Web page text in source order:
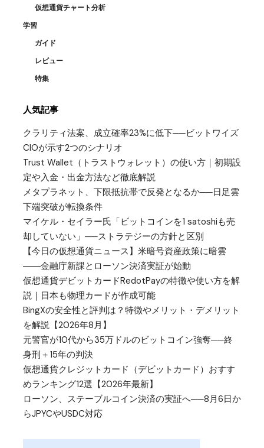
仮想通貨チャート分析
学習
ガイド
レビュー
特集
人気記事
クラリティ法案、成立確率23%に低下──ビットワイズ
CIOが示す2つのシナリオ
Trust Wallet（トラストウォレット）の使い方｜初期設
定や入金・出金方法など徹底解説
メタプラネット、下限抵抗帯で反発となるか──日足雲
下端突破が転換条件
マイケル・セイラー氏「ビットコインを1 satoshiも売
却していない」──ストラテジーの方針と区別
【今日の仮想通貨ニュース】米暗号資産政策に暗雲
――金融庁新課とローソン決済実証が始動
仮想通貨デビットカードRedotPayの特徴や使い方を解
説｜日本も物理カードが作成可能
BingXの安全性と評判は？特徴やメリット・デメリット
を解説【2026年8月】
元警官が10代から35万ドルのビットコイン強奪──終
身刑＋15年の判決
仮想通貨クレジットカード（デビットカード）おすす
めランキング12選【2026年最新】
ローソン、ステーブルコイン決済の実証へ──8月6日か
らJPYCやUSDC対応